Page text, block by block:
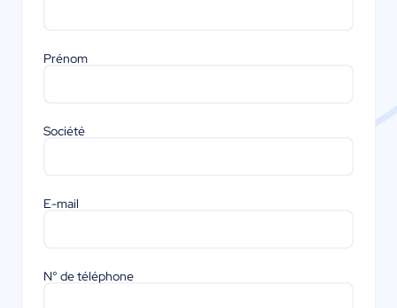
Prénom
Société
E-mail
N° de téléphone